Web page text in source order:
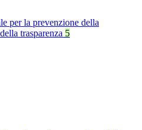
per la prevenzione della
trasparenza 5